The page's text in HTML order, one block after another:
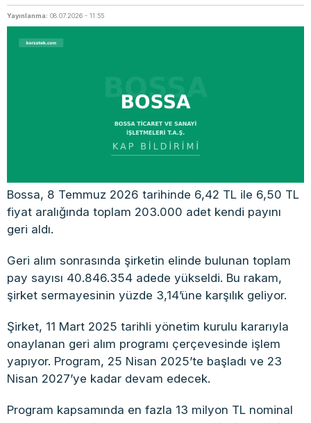
Yayınlanma: 08.07.2026 - 11:55
Bossa, 8 Temmuz 2026 tarihinde 6,42 TL ile 6,50 TL
fiyat aralığında toplam 203.000 adet kendi payını
geri aldı.
Geri alım sonrasında şirketin elinde bulunan toplam
pay sayısı 40.846.354 adede yükseldi. Bu rakam,
şirket sermayesinin yüzde 3,14’üne karşılık geliyor.
Şirket, 11 Mart 2025 tarihli yönetim kurulu kararıyla
onaylanan geri alım programı çerçevesinde işlem
yapıyor. Program, 25 Nisan 2025’te başladı ve 23
Nisan 2027’ye kadar devam edecek.
Program kapsamında en fazla 13 milyon TL nominal